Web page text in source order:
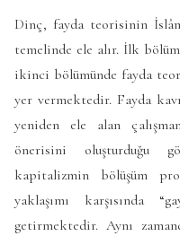
Dinç, fayda teorisinin
temelinde ele alır. İlk
ikinci bölümünde fayda
yer vermektedir. Fayda
yeniden ele alan
önerisini oluşturduğu
kapitalizmin bölüşüm
yaklaşımı karşısında
getirmektedir. Aynı